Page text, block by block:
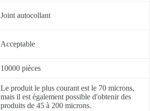
Joint autocollant
Acceptable
10000 pièces
Le produit le plus courant est le 70 microns,
mais il est également possible d'obtenir des
produits de 45 à 200 microns.